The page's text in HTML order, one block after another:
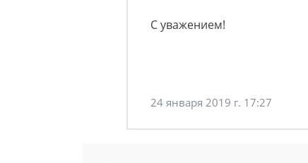
С уважением!
24 января 2019 г. 17:27